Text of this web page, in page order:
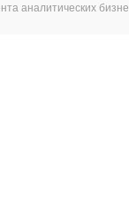
аналитических